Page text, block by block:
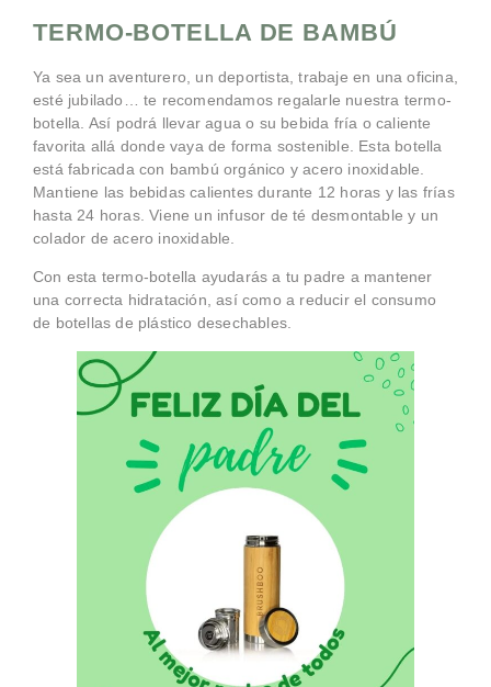
TERMO-BOTELLA DE BAMBÚ
Ya sea un aventurero, un deportista, trabaje en una oficina,
esté jubilado… te recomendamos regalarle nuestra termo-
botella. Así podrá llevar agua o su bebida fría o caliente
favorita allá donde vaya de forma sostenible. Esta botella
está fabricada con bambú orgánico y acero inoxidable.
Mantiene las bebidas calientes durante 12 horas y las frías
hasta 24 horas. Viene un infusor de té desmontable y un
colador de acero inoxidable.
Con esta termo-botella ayudarás a tu padre a mantener
una correcta hidratación, así como a reducir el consumo
de botellas de plástico desechables.